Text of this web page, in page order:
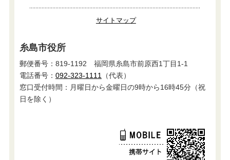
サイトマップ
糸島市役所
郵便番号：819-1192 福岡県糸島市前原西1丁目1-1
電話番号： 092-323-1111
（代表）
窓口受付時間：月曜日から金曜日の9時から16時45分（祝
日を除く）